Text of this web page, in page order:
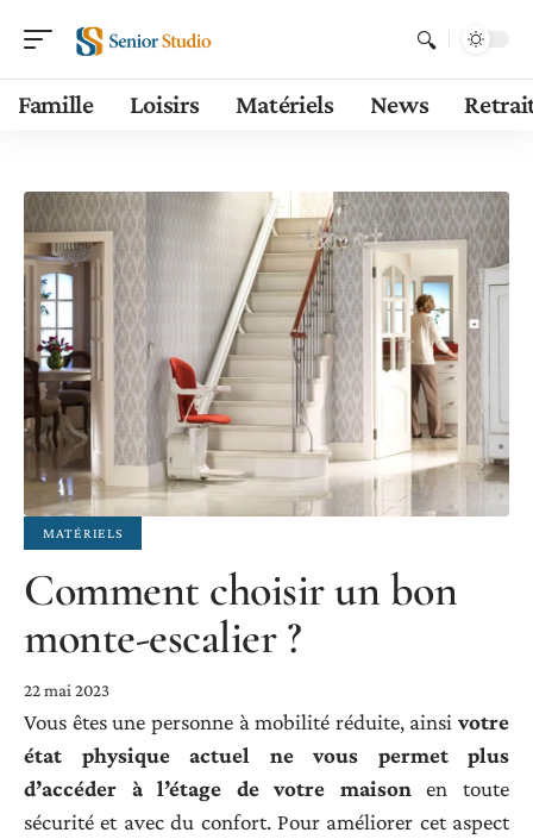
Famille Loisirs Matériels News
MATÉRIELS
Comment choisir un bon
monte-escalier ?
22 mai 2023
Vous êtes une personne à mobilité réduite, ainsi votre
état physique actuel ne vous permet plus
d’accéder à l’étage de votre maisonen toute
sécurité et avec du confort. Pour améliorer cet aspect